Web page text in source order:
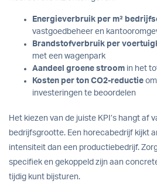
Energieverbruik per m²
vastgoedbeheer en
Brandstofverbruik per
met een wagenpark
Aandeel groene stroom in het
Kosten per ton CO2-reductie
investeringen te beoordelen
Het kiezen van de juiste KPI’s hangt af
bedrijfsgrootte. Een horecabedrijf kijkt
intensiteit dan een productiebedrijf.
specifiek en gekoppeld zijn aan
tijdig kunt bijsturen.